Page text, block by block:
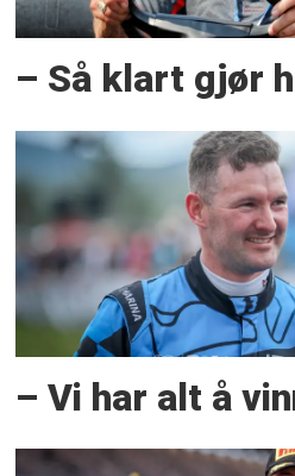
– Så klart gjør
– Vi har alt å